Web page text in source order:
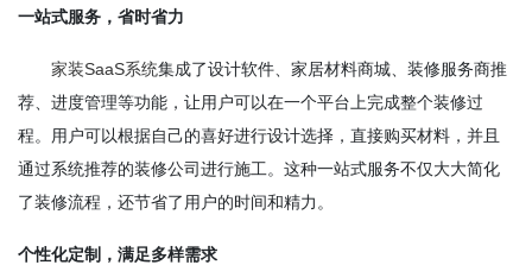
一站式服务，省时省力
家装SaaS系统集成了设计软件、家居材料商城、装修服务商推
荐、进度管理等功能，让用户可以在一个平台上完成整个装修过
程。用户可以根据自己的喜好进行设计选择，直接购买材料，并且
通过系统推荐的装修公司进行施工。这种一站式服务不仅大大简化
了装修流程，还节省了用户的时间和精力。
个性化定制，满足多样需求